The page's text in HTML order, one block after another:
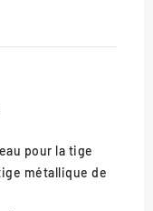
pour la tige
métallique de